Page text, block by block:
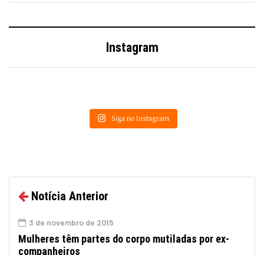
Instagram
Siga no Instagram
Notícia Anterior
3 de novembro de 2015
Mulheres têm partes do corpo mutiladas por ex-
companheiros